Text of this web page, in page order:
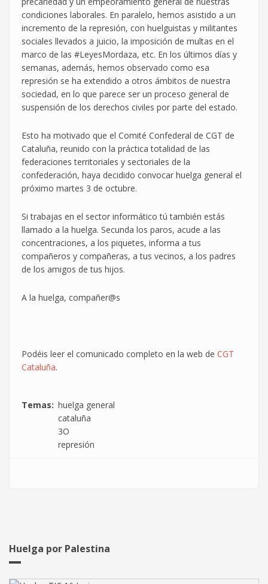
condiciones laborales. En paralelo, hemos asistido a un
incremento de la represión, con huelguistas y militantes
sociales llevados a juicio, la imposición de multas en el
marco de las #LeyesMordaza, etc. En los últimos días y
semanas, además, hemos observado como esa
represión se ha extendido a otros ámbitos de nuestra
sociedad, en lo que parece ser un proceso general de
suspensión de los derechos civiles por parte del estado.
Esto ha motivado que el Comité Confederal de CGT de
Cataluña, reunido con la práctica totalidad de las
federaciones territoriales y sectoriales de la
confederación, haya decidido convocar huelga general el
próximo martes 3 de octubre.
Si trabajas en el sector informático tú también estás
llamado a la huelga. Secunda los paros, acude a las
concentraciones, a los piquetes, informa a tus
compañeros y compañeras, a tus vecinos, a los padres
de los amigos de tus hijos.
A la huelga, compañer@s
Podéis leer el comunicado completo en la web de CGT
Cataluña.
Temas
huelga general
cataluña
3O
represión
Huelga por Palestina